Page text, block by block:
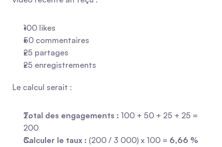
100 likes
50 commentaires
25 partages
25 enregistrements
Le calcul serait :
Total des engagements : 100 + 50 + 25 + 25 =
200
Calculer le taux : (200 / 3 000) x 100 = 6,66 %